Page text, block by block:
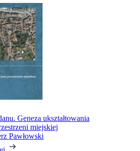
Geneza ukształtowania
miejskiej
Pawłowski